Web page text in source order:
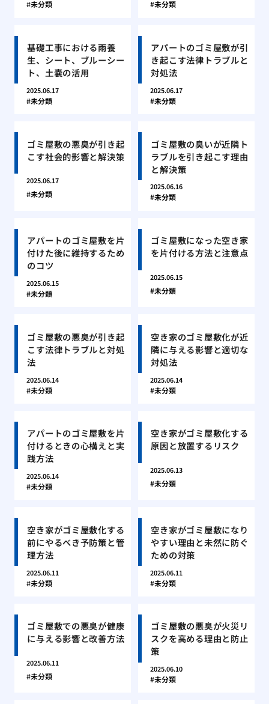
未分類 未分類
基礎工事における雨養
生、シート、ブルーシー
ト、土嚢の活用
2025.06.17
未分類
アパートのゴミ屋敷が引
き起こす法律トラブルと
対処法
2025.06.17
未分類
ゴミ屋敷の悪臭が引き起
こす社会的影響と解決策
2025.06.17
未分類
ゴミ屋敷の臭いが近隣ト
ラブルを引き起こす理由
と解決策
2025.06.16
未分類
アパートのゴミ屋敷を片
付けた後に維持するため
のコツ
2025.06.15
未分類
ゴミ屋敷になった空き家
を片付ける方法と注意点
2025.06.15
未分類
ゴミ屋敷の悪臭が引き起
こす法律トラブルと対処
法
2025.06.14
未分類
空き家のゴミ屋敷化が近
隣に与える影響と適切な
対処法
2025.06.14
未分類
アパートのゴミ屋敷を片
付けるときの心構えと実
践方法
2025.06.14
未分類
空き家がゴミ屋敷化する
原因と放置するリスク
2025.06.13
未分類
空き家がゴミ屋敷化する
前にやるべき予防策と管
理方法
2025.06.11
未分類
空き家がゴミ屋敷になり
やすい理由と未然に防ぐ
ための対策
2025.06.11
未分類
ゴミ屋敷での悪臭が健康
に与える影響と改善方法
2025.06.11
未分類
ゴミ屋敷の悪臭が火災リ
スクを高める理由と防止
策
2025.06.10
未分類